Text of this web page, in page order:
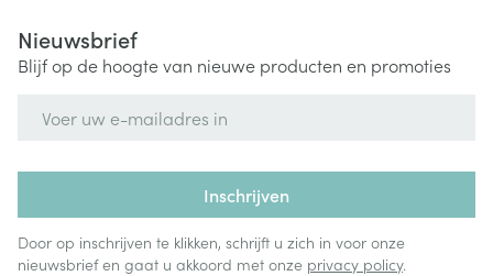
Nieuwsbrief
Blijf op de hoogte van nieuwe producten en promoties
Inschrijven
Door op inschrijven te klikken, schrijft u zich in voor onze
nieuwsbrief en gaat u akkoord met onze privacy policy.